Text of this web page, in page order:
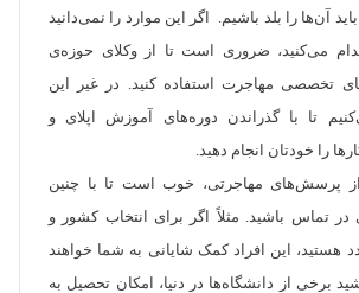
آن‌ها را بلد باشیم. اگر این موارد را نمی‌دانید
می‌کنید، ضروری است تا از وکلای حوزه‌ی
تخصصی مهاجرت استفاده کنید. در غیر این
تا با گذراندن دوره‌های آموزش اپلای و
را خودتان انجام دهید.
از پرسش‌های مهاجرتی، خوب است تا با چنین
تماس باشید. مثلاً اگر برای انتخاب کشور و
هستید، این افراد کمک شایانی به شما خواهند
برخی از دانشگاه‌ها در دنیا، امکان تحصیل به